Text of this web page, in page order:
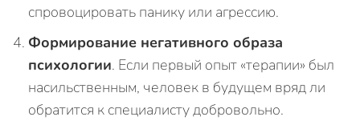
спровоцировать панику или агрессию.
Формирование негативного образа
психологии. Если первый опыт «терапии» был
насильственным, человек в будущем вряд ли
обратится к специалисту добровольно.